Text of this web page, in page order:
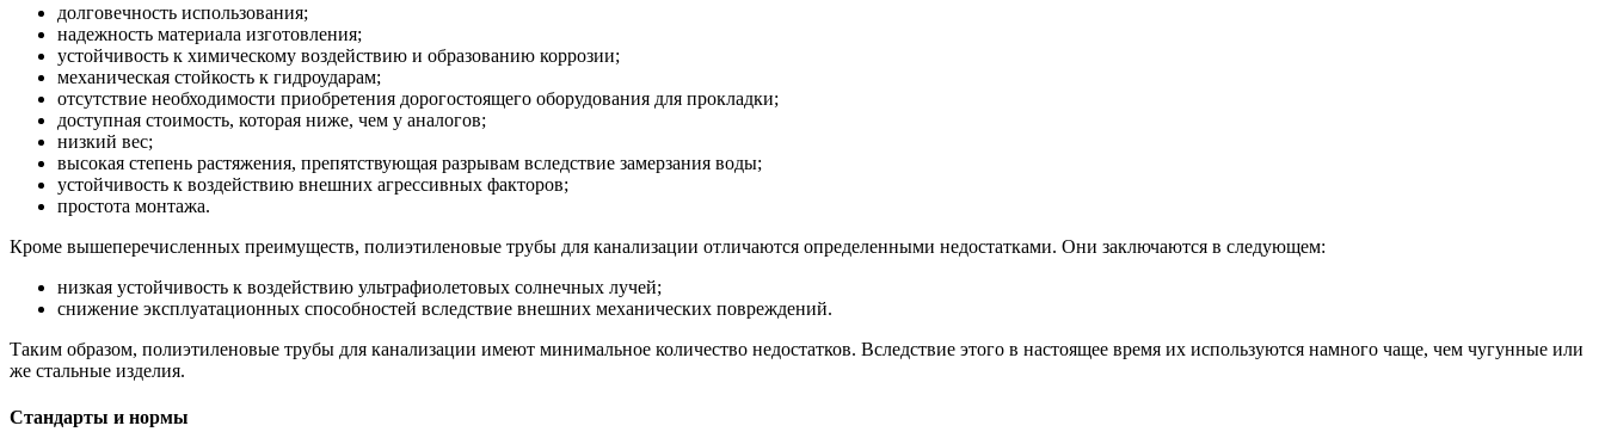
долговечность использования;
надежность материала изготовления;
устойчивость к химическому воздействию и образованию коррозии;
механическая стойкость к гидроударам;
отсутствие необходимости приобретения дорогостоящего оборудования для прокладки;
доступная стоимость, которая ниже, чем у аналогов;
низкий вес;
высокая степень растяжения, препятствующая разрывам вследствие замерзания воды;
устойчивость к воздействию внешних агрессивных факторов;
простота монтажа.
Кроме вышеперечисленных преимуществ, полиэтиленовые трубы для канализации отличаются определенными недостатками. Они заключаются в следующем:
низкая устойчивость к воздействию ультрафиолетовых солнечных лучей;
снижение эксплуатационных способностей вследствие внешних механических повреждений.
Таким образом, полиэтиленовые трубы для канализации имеют минимальное количество недостатков. Вследствие этого в настоящее время их используются намного чаще, чем чугунные или
же стальные изделия.
Стандарты и нормы